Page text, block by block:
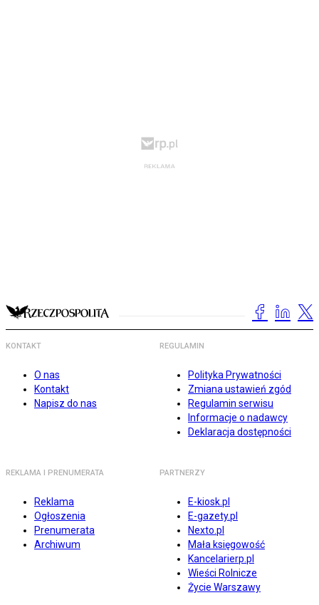
KONTAKT
O nas
Kontakt
Napisz do nas
REGULAMIN
Polityka Prywatności
Zmiana ustawień zgód
Regulamin serwisu
Informacje o nadawcy
Deklaracja dostępności
REKLAMA I PRENUMERATA
Reklama
Ogłoszenia
Prenumerata
Archiwum
PARTNERZY
E-kiosk.pl
E-gazety.pl
Nexto.pl
Mała księgowość
Kancelarierp.pl
Wieści Rolnicze
Życie Warszawy